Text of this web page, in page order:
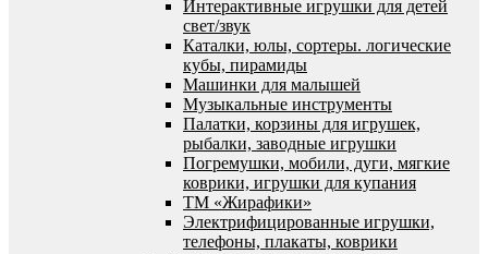
Интерактивные игрушки для детей
свет/звук
Каталки, юлы, сортеры. логические
кубы, пирамиды
Машинки для малышей
Музыкальные инструменты
Палатки, корзины для игрушек,
рыбалки, заводные игрушки
Погремушки, мобили, дуги, мягкие
коврики, игрушки для купания
ТМ «Жирафики»
Электрифицированные игрушки,
телефоны, плакаты, коврики